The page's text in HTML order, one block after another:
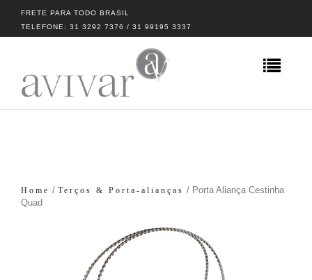
FRETE PARA TODO BRASIL
TELEFONE: 31 3292 7376 / 31 99195 3337
Home / Terços & Porta-alianças / Porta Aliança Cestinha
Quad